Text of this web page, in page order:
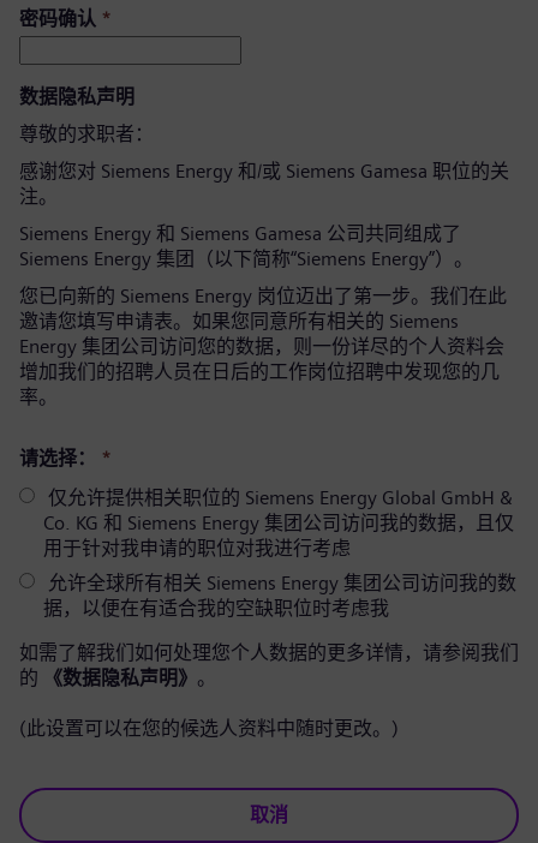
密码确认 *
数据隐私声明
尊敬的求职者：
感谢您对 Siemens Energy 和/或 Siemens Gamesa 职位的关
注。
Siemens Energy 和 Siemens Gamesa 公司共同组成了
Siemens Energy 集团（以下简称“Siemens Energy”）。
您已向新的 Siemens Energy 岗位迈出了第一步。我们在此
邀请您填写申请表。如果您同意所有相关的 Siemens
Energy 集团公司访问您的数据，则一份详尽的个人资料会
增加我们的招聘人员在日后的工作岗位招聘中发现您的几
率。
请选择：
*
仅允许提供相关职位的 Siemens Energy Global GmbH &
Co. KG 和 Siemens Energy 集团公司访问我的数据，且仅
用于针对我申请的职位对我进行考虑
允许全球所有相关 Siemens Energy 集团公司访问我的数
据，以便在有适合我的空缺职位时考虑我
如需了解我们如何处理您个人数据的更多详情，请参阅我们
的
《数据隐私声明》 。
(此设置可以在您的候选人资料中随时更改。)
取消